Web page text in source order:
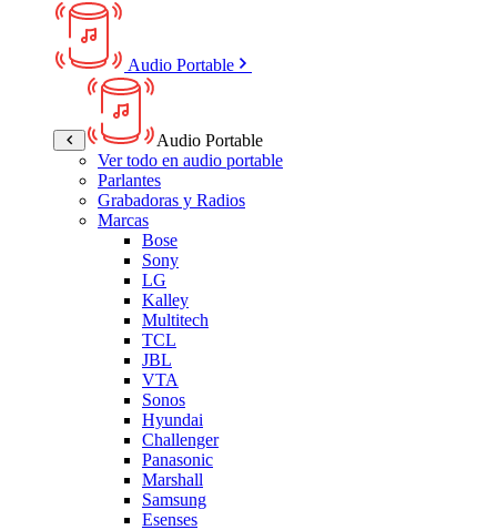
Audio Portable
Audio Portable
Ver todo en audio portable
Parlantes
Grabadoras y Radios
Marcas
Bose
Sony
LG
Kalley
Multitech
TCL
JBL
VTA
Sonos
Hyundai
Challenger
Panasonic
Marshall
Samsung
Esenses